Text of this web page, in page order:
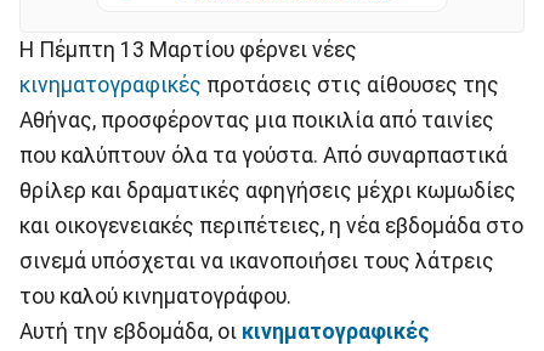
Η Πέμπτη 13 Μαρτίου φέρνει νέες
κινηματογραφικές προτάσεις στις αίθουσες της
Αθήνας, προσφέροντας μια ποικιλία από ταινίες
που καλύπτουν όλα τα γούστα. Από συναρπαστικά
θρίλερ και δραματικές αφηγήσεις μέχρι κωμωδίες
και οικογενειακές περιπέτειες, η νέα εβδομάδα στο
σινεμά υπόσχεται να ικανοποιήσει τους λάτρεις
του καλού κινηματογράφου.
Αυτή την εβδομάδα, οι κινηματογραφικές